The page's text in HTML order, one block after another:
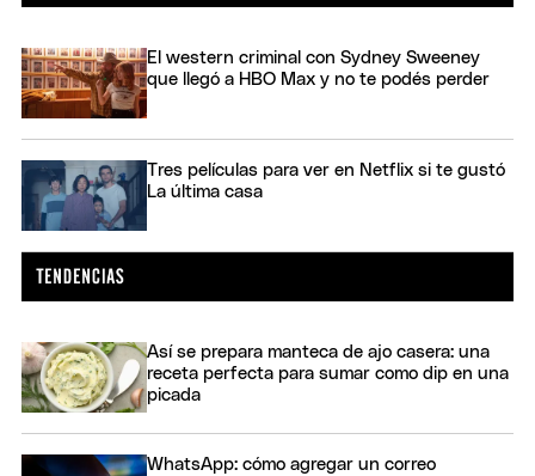
El western criminal con Sydney Sweeney
que llegó a HBO Max y no te podés perder
Tres películas para ver en Netflix si te gustó
La última casa
Así se prepara manteca de ajo casera: una
receta perfecta para sumar como dip en una
picada
WhatsApp: cómo agregar un correo